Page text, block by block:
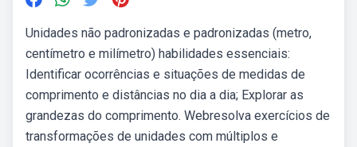
Unidades não padronizadas e padronizadas (metro,
centímetro e milímetro) habilidades essenciais:
Identificar ocorrências e situações de medidas de
comprimento e distâncias no dia a dia; Explorar as
grandezas do comprimento. Webresolva exercícios de
transformações de unidades com múltiplos e